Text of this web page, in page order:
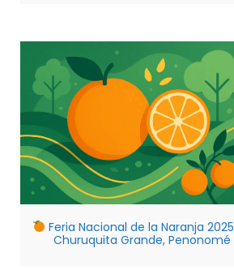
Feria Nacional de la Naranja
Churuquita Grande, Penonomé